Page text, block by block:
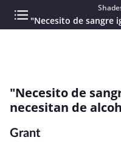
"Necesito de
necesitan de
Grant